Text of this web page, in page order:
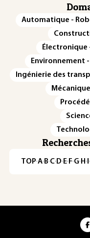
Automatique -
Électronique
Environnement
Ingénierie des
Mécanique
TOP·A·B·C· D· E· F·G· H · ·